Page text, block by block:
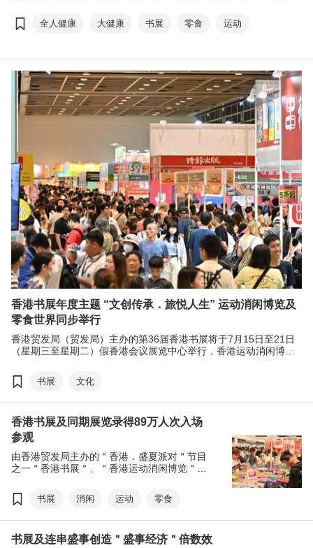
享一场融合书香文化、运动消闲、环球零食滋味的夏日盛事。
全人健康 大健康 书展 零食 运动
香港书展年度主题 “文创传承．旅悦人生” 运动消闲博览及
零食世界同步举行
香港贸发局（贸发局）主办的第36届香港书展将于7月15日至21日
（星期三至星期二）假香港会议展览中心举行，香港运动消闲博览
聚超过770家展商、来自近30个国家及地区，为市民及旅客带来一
站式文化、运动及消闲体验。
书展 文化
香港书展及同期展览录得89万人次入场
参观
由香港贸发局主办的＂香港．盛夏派对＂节目
之一＂香港书展＂、＂香港运动消闲博览＂及
770家展商。原定一连七天的展览因风暴暂停
一天，惟书迷热情不减，本局即时弹性应对，
际访客。
书展 消闲 运动 零食
书展及连串盛事创造＂盛事经济＂倍数效